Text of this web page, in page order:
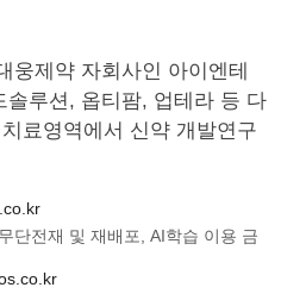
웅제약 자회사인 아이엔테
루션, 옵티팜, 업테라 등 다
료영역에서 신약 개발연구
단전재 및 재배포, AI학습 이용 금